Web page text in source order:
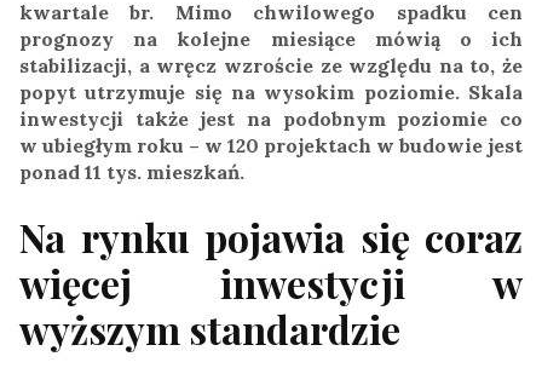
kwartale br. Mimo chwilowego spadku cen
prognozy na kolejne miesiące mówią o ich
stabilizacji, a wręcz wzroście ze względu na to, że
popyt utrzymuje się na wysokim poziomie. Skala
inwestycji także jest na podobnym poziomie co
w ubiegłym roku – w 120 projektach w budowie jest
ponad 11 tys. mieszkań.
Na rynku pojawia się coraz
więcej inwestycji w
wyższym standardzie